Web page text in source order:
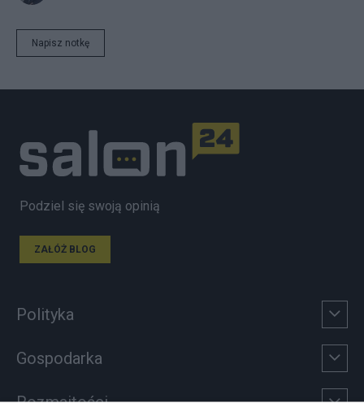
Napisz notkę
Podziel się swoją opinią
ZAŁÓŻ BLOG
Polityka
Gospodarka
Rozmaitości